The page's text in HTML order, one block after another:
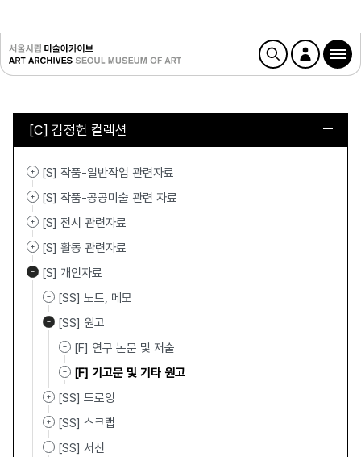
[C] 김정헌 컬렉션
[S] 작품-일반작업 관련자료
[S] 작품-공공미술 관련 자료
[S] 전시 관련자료
[S] 활동 관련자료
[S] 개인자료
[SS] 노트, 메모
[SS] 원고
[F] 연구 논문 및 저술
[F] 기고문 및 기타 원고
[SS] 드로잉
[SS] 스크랩
[SS] 서신